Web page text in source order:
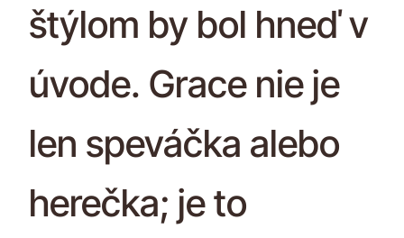
štýlom by bol hneď v
úvode. Grace nie je
len speváčka alebo
herečka; je to